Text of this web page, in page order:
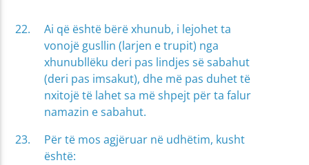
Ai që është bërë xhunub, i lejohet ta
vonojë gusllin (larjen e trupit) nga
xhunubllëku deri pas lindjes së sabahut
(deri pas imsakut), dhe më pas duhet të
nxitojë të lahet sa më shpejt për ta falur
namazin e sabahut.
Për të mos agjëruar në udhëtim, kusht
është: